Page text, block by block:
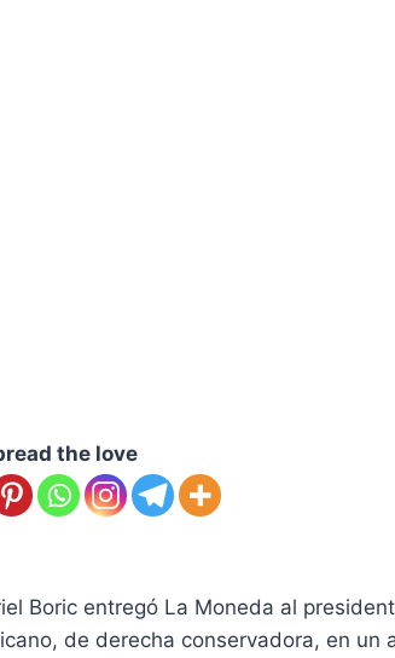
the love
Boric entregó La Moneda al
de derecha conservadora, en un